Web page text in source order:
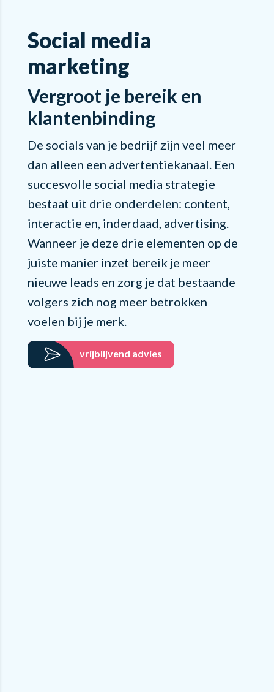
Social media
marketing
Vergroot je bereik en
klantenbinding
De socials van je bedrijf zijn veel meer
dan alleen een advertentiekanaal. Een
succesvolle social media strategie
bestaat uit drie onderdelen: content,
interactie en, inderdaad, advertising.
Wanneer je deze drie elementen op de
juiste manier inzet bereik je meer
nieuwe leads en zorg je dat bestaande
volgers zich nog meer betrokken
voelen bij je merk.
vrijblijvend advies